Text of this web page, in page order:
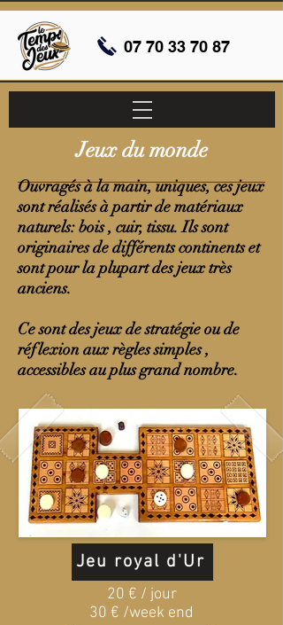
07 70 33 70 87
Jeux du monde
Ouvragés à la main, uniques, ces jeux
sont réalisés à partir de matériaux
naturels: bois , cuir, tissu. Ils sont
originaires de différents continents et
sont pour la plupart des jeux très
anciens.
Ce sont des jeux de stratégie ou de
réflexion aux règles simples ,
accessibles au plus grand nombre.
Jeu royal d'Ur
20 € / jour
30 € /week end